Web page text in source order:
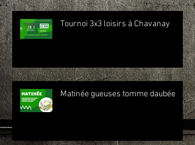
Tournoi 3x3 loisirs à Chavanay
Matinée gueuses tomme daubée